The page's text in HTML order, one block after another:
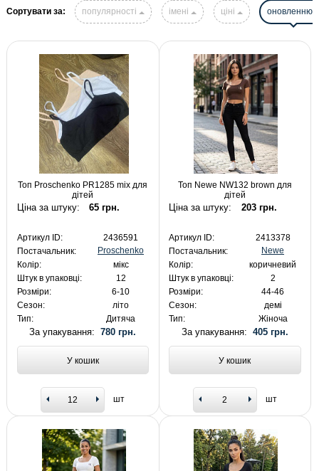
Сортувати за: популярності імені ціні оновленню
Топ Proschenko PR1285 mix для
дітей
Ціна за штуку: 65 грн.
Артикул ID:
2436591
Постачальник:
Proschenko
Колір:
мікс
Штук в упаковці:
12
Розміри:
6-10
Сезон:
літо
Тип:
Дитяча
За упакування:780 грн.
У кошик
шт
Топ Newe NW132 brown для
дітей
Ціна за штуку: 203 грн.
Артикул ID:
2413378
Постачальник:
Newe
Колір:
коричневий
Штук в упаковці:
2
Розміри:
44-46
Сезон:
демі
Тип:
Жіноча
За упакування: 405 грн.
У кошик
шт